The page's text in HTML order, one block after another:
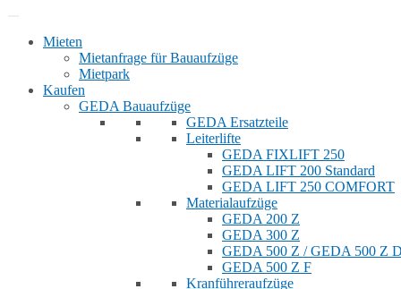
Mieten
Mietanfrage für Bauaufzüge
Mietpark
Kaufen
GEDA Bauaufzüge
GEDA Ersatzteile
Leiterlifte
GEDA FIXLIFT 250
GEDA LIFT 200 Standard
GEDA LIFT 250 COMFORT
Materialaufzüge
GEDA 200 Z
GEDA 300 Z
GEDA 500 Z / GEDA 500 Z
GEDA 500 Z F
Kranführeraufzüge